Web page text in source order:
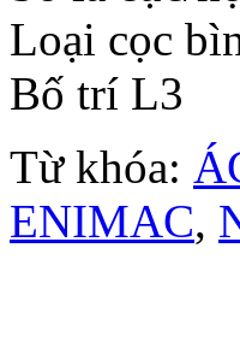
Loại cọc
Bố trí L3
Từ khóa:
ENIMAC,